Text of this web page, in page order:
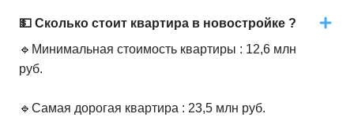
💵 Сколько стоит квартира в новостройке ?
🔹Минимальная стоимость квартиры : 12,6 млн
руб.
🔹Самая дорогая квартира : 23,5 млн руб.